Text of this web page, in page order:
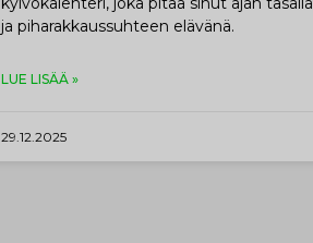
ja piharakkaussuhteen elävänä.
LUE LISÄÄ »
29.12.2025